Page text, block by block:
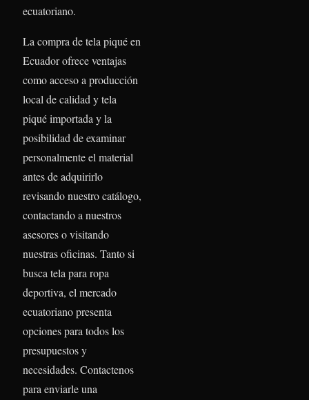
ecuatoriano.
La compra de tela piqué en
Ecuador ofrece ventajas
como acceso a producción
local de calidad y tela
piqué importada y la
posibilidad de examinar
personalmente el material
antes de adquirirlo
revisando nuestro catálogo,
contactando a nuestros
asesores o visitando
nuestras oficinas. Tanto si
busca tela para ropa
deportiva, el mercado
ecuatoriano presenta
opciones para todos los
presupuestos y
necesidades. Contactenos
para enviarle una